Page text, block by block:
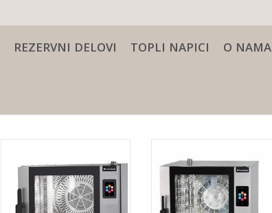
REZERVNI DELOVI TOPLI NAPICI O NAMA